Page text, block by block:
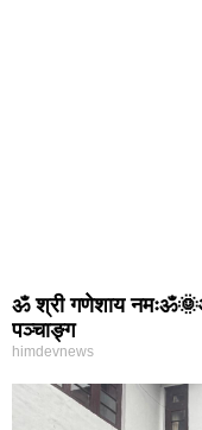
ॐ श्री गणेशाय
पञ्चाङ्ग
himdevnews